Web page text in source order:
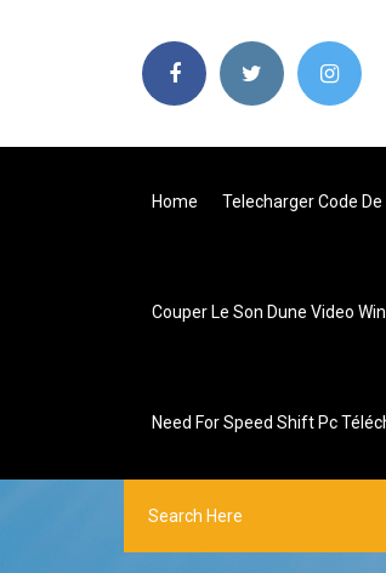
Home Telecharger Code De
Couper Le Son Dune Video
Need For Speed Shift Pc